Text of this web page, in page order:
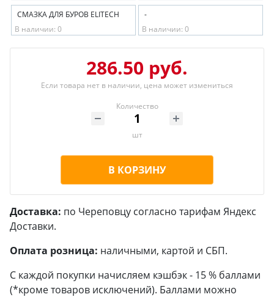
СМАЗКА ДЛЯ БУРОВ ELITECH
В наличии: 0
-
В наличии: 0
286.50 руб.
Если товара нет в наличии, цена может измениться
Количество
шт
В КОРЗИНУ
Доставка: по Череповцу согласно тарифам Яндекс
Доставки.
Оплата розница: наличными, картой и СБП.
С каждой покупки начисляем кэшбэк - 15 % баллами
(*кроме товаров исключений). Баллами можно